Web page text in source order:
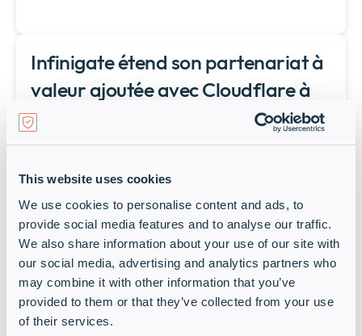
This website uses cookies
We use cookies to personalise content and ads, to
provide social media features and to analyse our traffic.
We also share information about your use of our site with
our social media, advertising and analytics partners who
may combine it with other information that you’ve
provided to them or that they’ve collected from your use
of their services.
Infinigate étend son partenariat à
valeur ajoutée avec Cloudflare à
toute l’Europe
27 November 2024
Infinigate, qui est actuellement partenaire de
partenariat à l'Autriche, la Suisse, le Benelux,
la France, les pays nordiques, le Roya...
Lire l'article complet